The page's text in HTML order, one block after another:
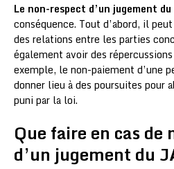
Le non-respect d’un jugement du
conséquence. Tout d’abord, il
des relations entre les parties
également avoir des
exemple, le non-paiement d’une
donner lieu à des poursuites pour
puni par la loi.
Que faire en cas de
d’un jugement du